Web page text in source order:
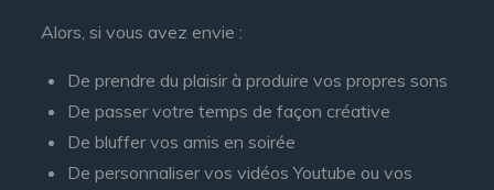
Alors, si vous avez envie :
De prendre du plaisir à produire vos propres sons
De passer votre temps de façon créative
De bluffer vos amis en soirée
De personnaliser vos vidéos Youtube ou vos